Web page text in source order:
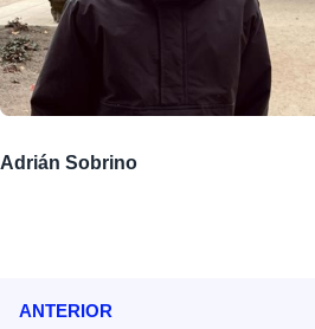
Adrián Sobrino
ANTERIOR